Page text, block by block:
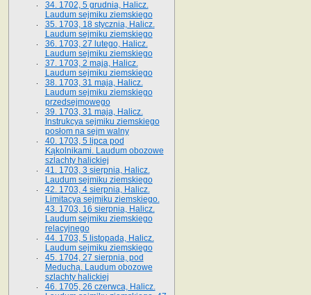
34. 1702, 5 grudnia, Halicz.
Laudum sejmiku ziemskiego
35. 1703, 18 stycznia, Halicz.
Laudum sejmiku ziemskiego
36. 1703, 27 lutego, Halicz.
Laudum sejmiku ziemskiego
37. 1703, 2 maja, Halicz.
Laudum sejmiku ziemskiego
38. 1703, 31 maja, Halicz.
Laudum sejmiku ziemskiego
przedsejmowego
39. 1703, 31 maja, Halicz.
Instrukcya sejmiku ziemskiego
posłom na sejm walny
40. 1703, 5 lipca pod
Kąkolnikami. Laudum obozowe
szlachty halickiej
41­. 1703, 3 sierpnia, Halicz.
Laudum sejmiku ziemskiego
42. 1703, 4 sierpnia, Halicz.
Limitacya sejmiku ziemskiego.
43. 1703, 16 sierpnia, Halicz.
Laudum sejmiku ziemskiego
relacyjnego
44. 1703, 5 listopada, Halicz.
Laudum sejmiku ziemskiego
45. 1704, 27 sierpnia, pod
Meduchą. Laudum obozowe
szlachty halickiej
46. 1705, 26 czerwca, Halicz.